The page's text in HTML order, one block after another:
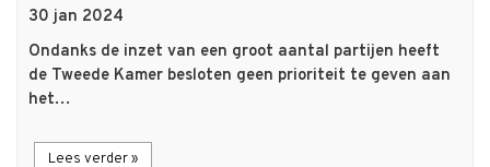
30 jan 2024
Ondanks de inzet van een groot aantal partijen heeft
de Tweede Kamer besloten geen prioriteit te geven aan
het…
Lees verder »